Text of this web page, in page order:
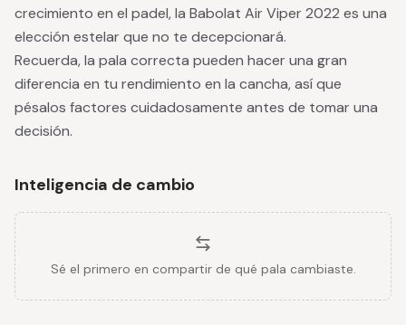
crecimiento en el padel, la Babolat Air Viper 2022 es una
elección estelar que no te decepcionará.
Recuerda, la pala correcta pueden hacer una gran
diferencia en tu rendimiento en la cancha, así que
pésalos factores cuidadosamente antes de tomar una
decisión.
Inteligencia de cambio
Sé el primero en compartir de qué pala cambiaste.